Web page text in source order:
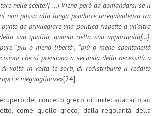
nelle scelte?[ …] Viene però da domandarsi se il
non possa alla lunga produrre un’equivalenza tra
da privilegiare una politica rispetto a un’altra
sua qualità, quanto della sua opportunità[…].
“più o meno libertà”, “più o meno spontaneità
che si prendono a seconda della necessità o
di volta in volta le sorti, di redistribuire il reddito
e ineguaglianze»[24].
del concetto greco di limite: adattarlo ad
come quello greco, dalla regolarità della